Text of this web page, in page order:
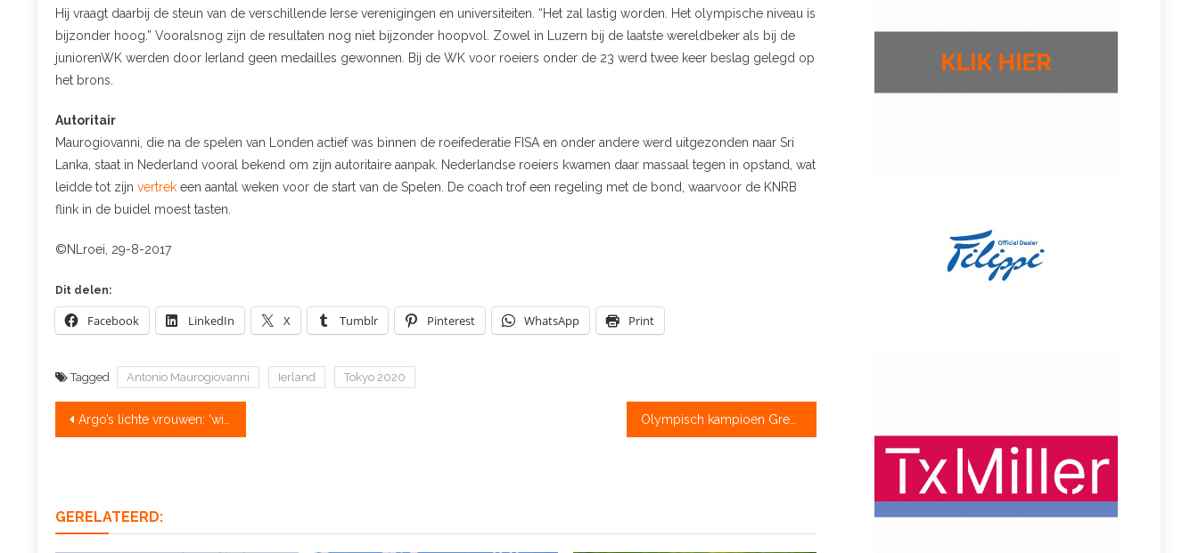
Hij vraagt daarbij de steun van de verschillende Ierse verenigingen en universiteiten. “Het zal lastig worden. Het olympische niveau is
bijzonder hoog.” Vooralsnog zijn de resultaten nog niet bijzonder hoopvol. Zowel in Luzern bij de laatste wereldbeker als bij de
juniorenWK werden door Ierland geen medailles gewonnen. Bij de WK voor roeiers onder de 23 werd twee keer beslag gelegd op
het brons.
Autoritair
Maurogiovanni, die na de spelen van Londen actief was binnen de roeifederatie FISA en onder andere werd uitgezonden naar Sri
Lanka, staat in Nederland vooral bekend om zijn autoritaire aanpak. Nederlandse roeiers kwamen daar massaal tegen in opstand, wat
leidde tot zijn vertrek een aantal weken voor de start van de Spelen. De coach trof een regeling met de bond, waarvoor de KNRB
flink in de buidel moest tasten.
©NLroei, 29-8-2017
Dit delen:
Facebook LinkedIn X Tumblr Pinterest WhatsApp Print
Tagged Antonio Maurogiovanni Ierland Tokyo 2020
Bericht
Argo’s lichte vrouwen: ‘winnen trekt talent aan’ Olympisch kampioen Gregory vastgelopen in Noordelijke IJszee
GERELATEERD: